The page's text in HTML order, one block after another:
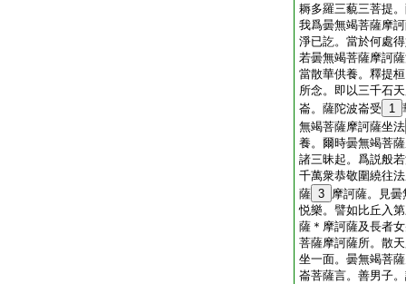
耨多羅三藐三菩提
我爲曇無竭菩薩摩
淨已訖。當於何處
若曇無竭菩薩摩訶
當散華供養。釋提
所念。即以三千石
崙。薩陀波崙受
1
無竭菩薩摩訶薩坐法
養。爾時曇無竭菩
諸三昧起。爲説般
千萬衆恭敬圍繞往
薩 3 摩訶薩。見
悦樂。譬如比丘入
薩＊摩訶薩及長者
菩薩摩訶薩所。散
坐一面。曇無竭菩
崙菩薩言。善男子